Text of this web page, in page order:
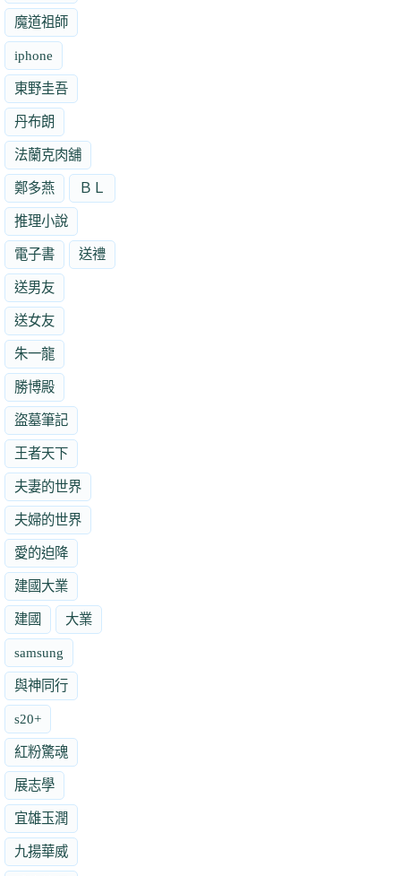
魔道祖師
iphone
東野圭吾
丹布朗
法蘭克肉舖
鄭多燕 ＢＬ
推理小說
電子書 送禮
送男友
送女友
朱一龍
勝博殿
盜墓筆記
王者天下
夫妻的世界
夫婦的世界
愛的迫降
建國大業
建國 大業
samsung
與神同行
s20+
紅粉驚魂
展志學
宜雄玉潤
九揚華威